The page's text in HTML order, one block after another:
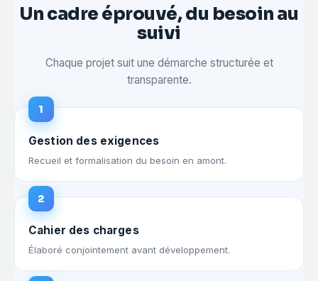
Un cadre éprouvé, du besoin au
suivi
Chaque projet suit une démarche structurée et
transparente.
1
Gestion des exigences
Recueil et formalisation du besoin en amont.
2
Cahier des charges
Élaboré conjointement avant développement.